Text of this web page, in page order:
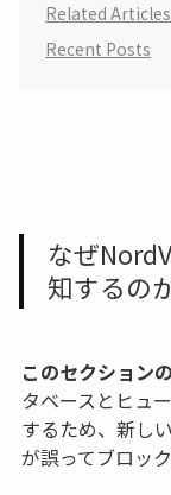
Related Articles
Recent Posts
なぜ
知するの
このセクション
タベースとヒュ
するため、新し
が誤ってブロッ